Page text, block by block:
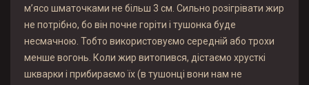
м’ясо шматочками не більш 3 см. Сильно розігрівати жир
не потрібно, бо він почне горіти і тушонка буде
несмачною. Тобто використовуємо середній або трохи
менше вогонь. Коли жир витопився, дістаємо хрусткі
шкварки і прибираємо їх (в тушонці вони нам не